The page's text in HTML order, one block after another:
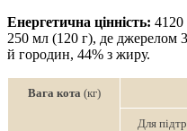
Енергетична цінність: 4120
250 мл (120 г), де джерелом
й городин, 44% з жиру.
Вага кота (кг)
Для